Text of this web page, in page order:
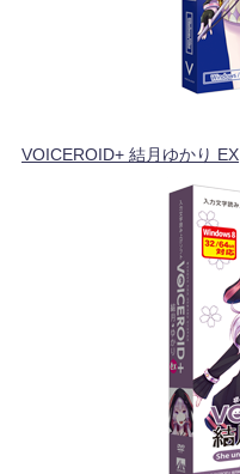
VOICEROID+ 結月ゆかり EX